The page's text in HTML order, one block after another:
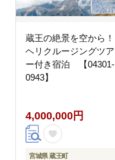
蔵王の絶景を空から！
ヘリクルージングツア
ー付き宿泊 【04301-
0943】
4,000,000円
宮城県 蔵王町